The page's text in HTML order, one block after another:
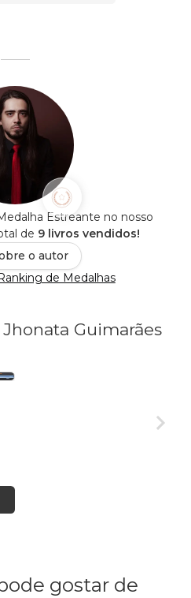
Estreante no nosso
de 9 livros vendidos!
o autor
de Medalhas
Guimarães
gostar de